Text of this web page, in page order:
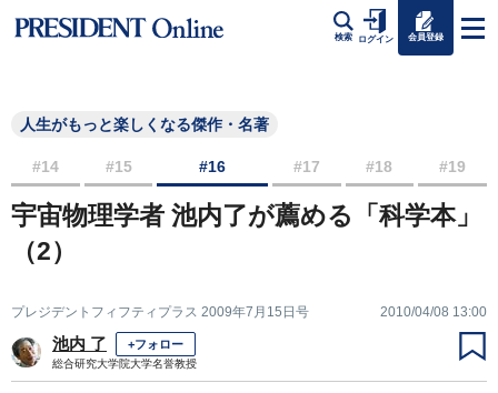
検索 ログイン 会員登録
人生がもっと楽しくなる傑作・名著
#14 #15 #16 #17 #18 #19
宇宙物理学者 池内了が薦める「科学本」
（2）
プレジデントフィフティプラス 2009年7月15日号 2010/04/08 13:00
池内 了 +フォロー
総合研究大学院大学名誉教授